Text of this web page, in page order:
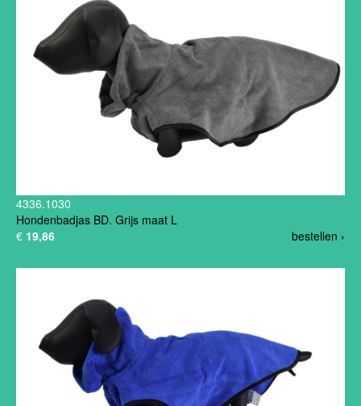
4336.1030
Hondenbadjas BD. Grijs maat L
bestellen ›
€ 19,86